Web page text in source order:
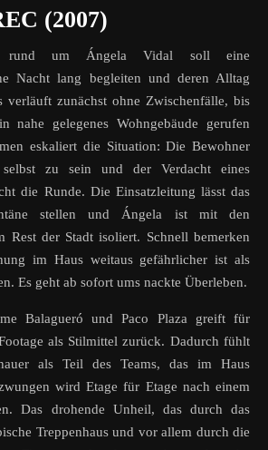
(2007)
rund um Ángela Vidal soll eine
Nacht lang begleiten und deren Alltag
verläuft zunächst ohne Zwischenfälle, bis
nahe gelegenes Wohngebäude gerufen
eskaliert die Situation: Die Bewohner
zu sein und der Verdacht eines
die Runde. Die Einsatzleitung lässt das
stellen und Ángela ist mit den
Rest der Stadt isoliert. Schnell bemerken
im Haus weitaus gefährlicher ist als
Es geht ab sofort ums nackte Überleben.
Balagueró und Paco Plaza greift für
als Stilmittel zurück. Dadurch fühlt
als Teil des Teams, das im Haus
wird Etage für Etage nach einem
Das drohende Unheil, das durch das
Treppenhaus und vor allem durch die